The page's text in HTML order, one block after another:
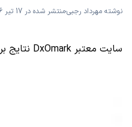
نوشته مهرداد رجبیمنتشر شده در 17 تیر 1396
سایت معتبر DxOmark نتایج بررسی انجام گرفته روی دروبین Oneplus 5 را منتشر کرد. بر اساس نتایج این بررسی دوربین پرچمدار وان‌پلاس یکی از بهترین دوربین‌ها را در اختیار دارد.